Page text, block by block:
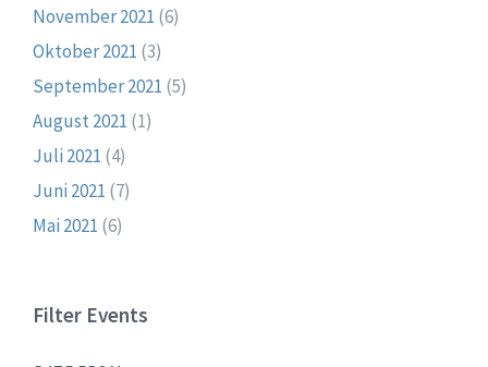
November 2021 (6)
Oktober 2021 (3)
September 2021 (5)
August 2021 (1)
Juli 2021 (4)
Juni 2021 (7)
Mai 2021 (6)
Filter Events